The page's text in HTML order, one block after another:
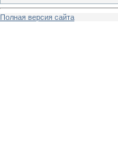
Полная версия сайта